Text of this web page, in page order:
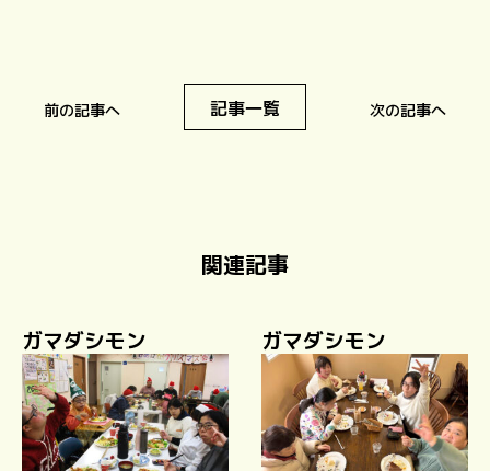
前の記事へ 記事一覧 次の記事へ
関連記事
ガマダシモン ガマダシモン